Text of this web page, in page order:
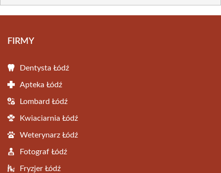
FIRMY
Dentysta Łódź
Apteka Łódź
Lombard Łódź
Kwiaciarnia Łódź
Weterynarz Łódź
Fotograf Łódź
Fryzjer Łódź